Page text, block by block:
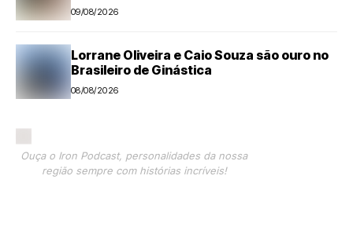
09/08/2026
Lorrane Oliveira e Caio Souza são ouro no
Brasileiro de Ginástica
08/08/2026
Ouça o Iron Podcast, personalidades da nossa
região sempre com histórias incríveis!